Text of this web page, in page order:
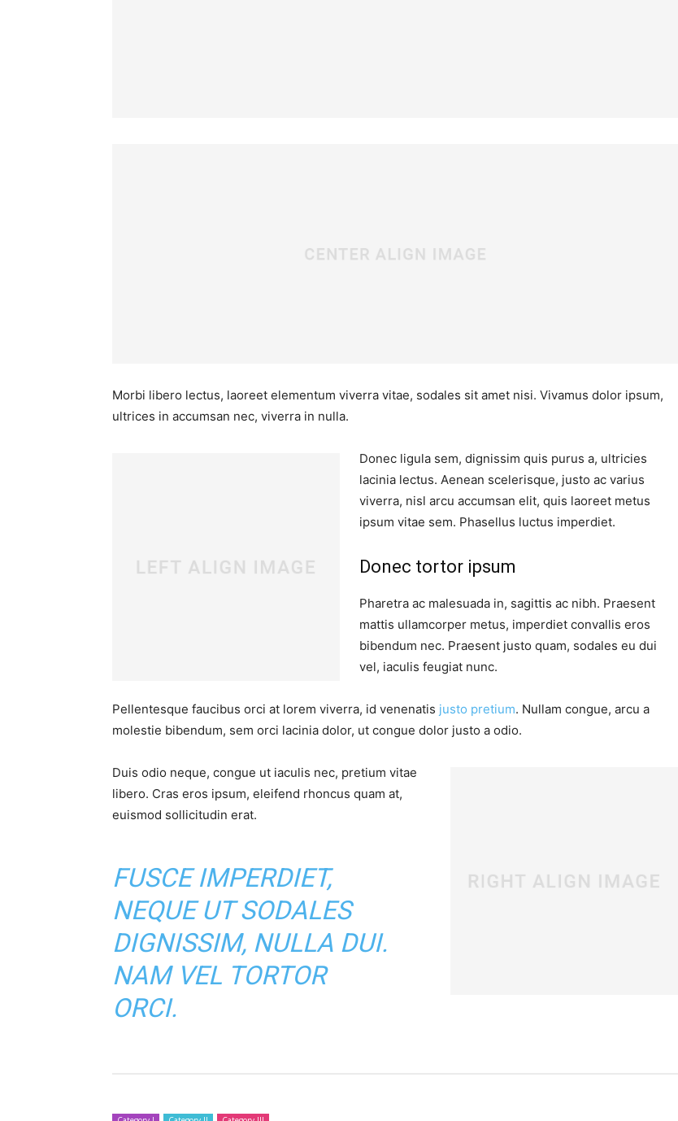
Morbi libero lectus, laoreet elementum viverra vitae, sodales sit amet nisi. Vivamus dolor ipsum,
ultrices in accumsan nec, viverra in nulla.
Donec ligula sem, dignissim quis purus a, ultricies
lacinia lectus. Aenean scelerisque, justo ac varius
viverra, nisl arcu accumsan elit, quis laoreet metus
ipsum vitae sem. Phasellus luctus imperdiet.
Donec tortor ipsum
Pharetra ac malesuada in, sagittis ac nibh. Praesent
mattis ullamcorper metus, imperdiet convallis eros
bibendum nec. Praesent justo quam, sodales eu dui
vel, iaculis feugiat nunc.
Pellentesque faucibus orci at lorem viverra, id venenatis justo pretium. Nullam congue, arcu a
molestie bibendum, sem orci lacinia dolor, ut congue dolor justo a odio.
Duis odio neque, congue ut iaculis nec, pretium vitae
libero. Cras eros ipsum, eleifend rhoncus quam at,
euismod sollicitudin erat.
FUSCE IMPERDIET,
NEQUE UT SODALES
DIGNISSIM, NULLA DUI.
NAM VEL TORTOR
ORCI.